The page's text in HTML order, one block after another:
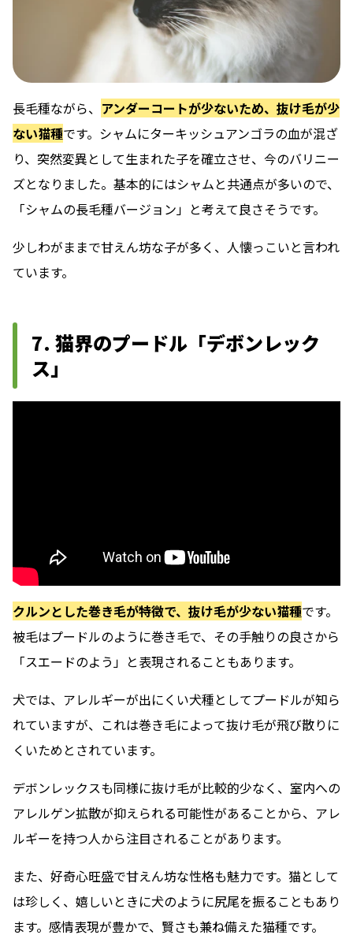
長毛種ながら、 アンダーコートが少ないため、抜け毛が少
ない猫種です。シャムにターキッシュアンゴラの血が混ざ
り、突然変異として生まれた子を確立させ、今のバリニー
ズとなりました。基本的にはシャムと共通点が多いので、
「シャムの長毛種バージョン」と考えて良さそうです。
少しわがままで甘えん坊な子が多く、人懐っこいと言われ
ています。
7. 猫界のプードル「デボンレック
ス」
クルンとした巻き毛が特徴で、抜け毛が少ない猫種です。
被毛はプードルのように巻き毛で、その手触りの良さから
「スエードのよう」と表現されることもあります。
犬では、アレルギーが出にくい犬種としてプードルが知ら
れていますが、これは巻き毛によって抜け毛が飛び散りに
くいためとされています。
デボンレックスも同様に抜け毛が比較的少なく、室内への
アレルゲン拡散が抑えられる可能性があることから、アレ
ルギーを持つ人から注目されることがあります。
また、好奇心旺盛で甘えん坊な性格も魅力です。猫として
は珍しく、嬉しいときに犬のように尻尾を振ることもあり
ます。感情表現が豊かで、賢さも兼ね備えた猫種です。